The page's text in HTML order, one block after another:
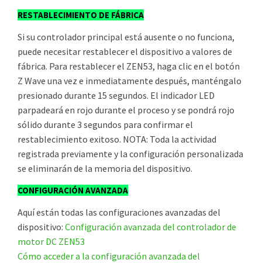
RESTABLECIMIENTO DE FÁBRICA
Si su controlador principal está ausente o no funciona,
puede necesitar restablecer el dispositivo a valores de
fábrica. Para restablecer el ZEN53, haga clic en el botón
Z Wave una vez e inmediatamente después, manténgalo
presionado durante 15 segundos. El indicador LED
parpadeará en rojo durante el proceso y se pondrá rojo
sólido durante 3 segundos para confirmar el
restablecimiento exitoso. NOTA: Toda la actividad
registrada previamente y la configuración personalizada
se eliminarán de la memoria del dispositivo.
CONFIGURACIÓN AVANZADA
Aquí están todas las configuraciones avanzadas del
dispositivo: Configuración avanzada del controlador de
motor DC ZEN53
Cómo acceder a la configuración avanzada del